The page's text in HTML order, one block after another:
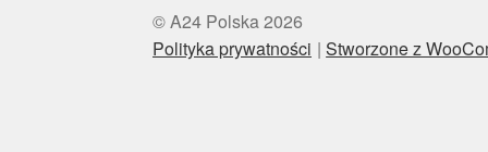
© A24 Polska 2026
Polityka prywatności
Stworzone z